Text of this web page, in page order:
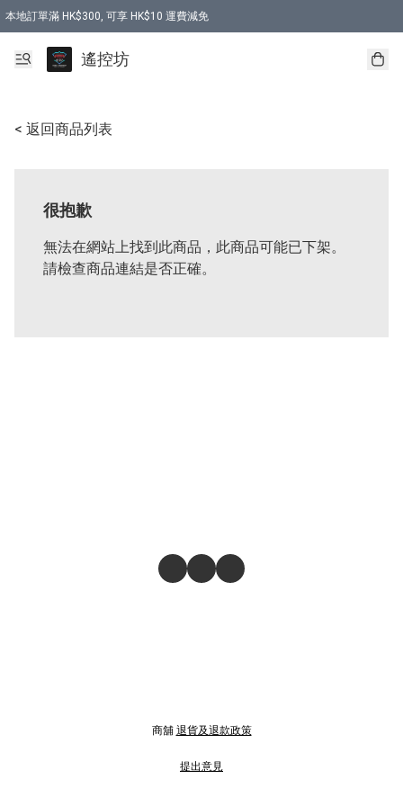
本地訂單滿 HK$300, 可享 HK$10 運費減免
購買 7.6V 6500mah 70C 電池 送 7.6V USB充電器
遙控坊
< 返回商品列表
很抱歉
無法在網站上找到此商品，此商品可能已下架。
請檢查商品連結是否正確。
商舖 退貨及退款政策
提出意見